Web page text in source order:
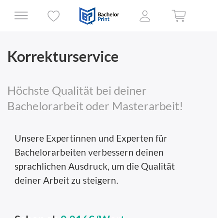
Korrekturservice
Höchste Qualität bei deiner
Bachelorarbeit oder Masterarbeit!
Unsere Expertinnen und Experten für
Bachelorarbeiten verbessern deinen
sprachlichen Ausdruck, um die Qualität
deiner Arbeit zu steigern.